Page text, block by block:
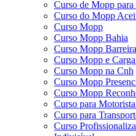
Curso de Mopp
Curso do Mopp
Curso Mopp
Curso Mopp Bahia
Curso Mopp
Curso Mopp e
Curso Mopp na Cnh
Curso Mopp
Curso Mopp
Curso para
Curso para
Curso